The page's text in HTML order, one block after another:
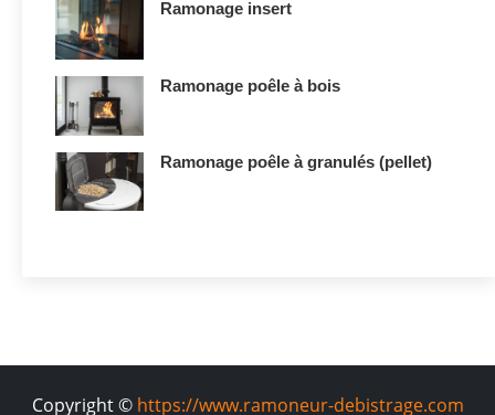
Ramonage insert
Ramonage poêle à bois
Ramonage poêle à granulés (pellet)
Copyright © https://www.ramoneur-debistrage.com